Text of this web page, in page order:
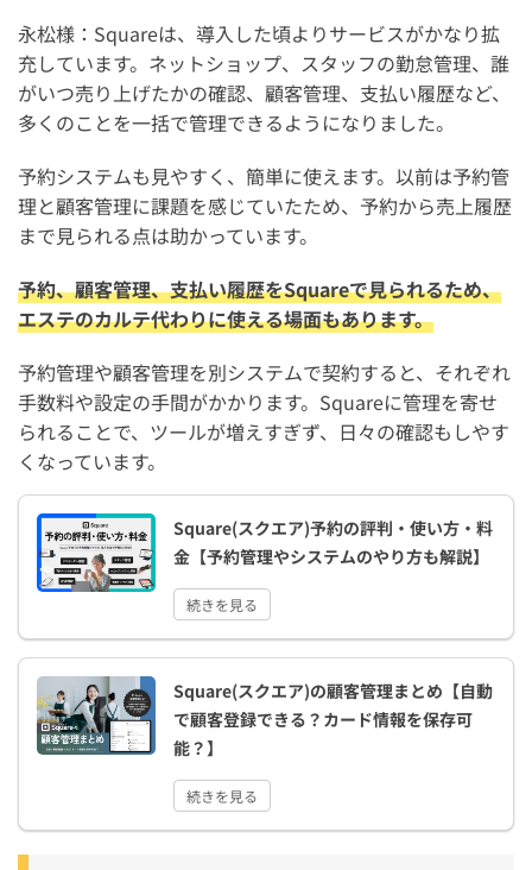
永松様：Squareは、導入した頃よりサービスがかなり拡
充しています。ネットショップ、スタッフの勤怠管理、誰
がいつ売り上げたかの確認、顧客管理、支払い履歴など、
多くのことを一括で管理できるようになりました。
予約システムも見やすく、簡単に使えます。以前は予約管
理と顧客管理に課題を感じていたため、予約から売上履歴
まで見られる点は助かっています。
予約、顧客管理、支払い履歴をSquareで見られるため、
エステのカルテ代わりに使える場面もあります。
予約管理や顧客管理を別システムで契約すると、それぞれ
手数料や設定の手間がかかります。Squareに管理を寄せ
られることで、ツールが増えすぎず、日々の確認もしやす
くなっています。
Square(スクエア)予約の評判・使い方・料
金【予約管理やシステムのやり方も解説】
続きを見る
Square(スクエア)の顧客管理まとめ【自動
で顧客登録できる？カード情報を保存可
能？】
続きを見る